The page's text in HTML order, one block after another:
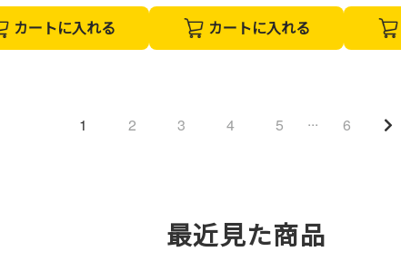
カートに入れる カートに入れる
1 2 3 4 5 ... 6
最近見た商品